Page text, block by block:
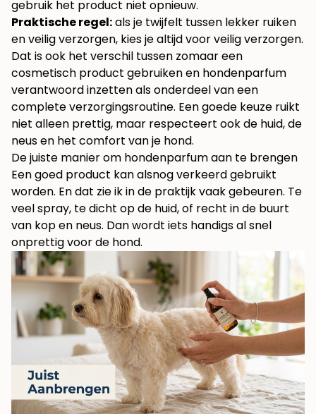
gebruik het product niet opnieuw.
Praktische regel:als je twijfelt tussen lekker ruiken
en veilig verzorgen, kies je altijd voor veilig verzorgen.
Dat is ook het verschil tussen zomaar een
cosmetisch product gebruiken en hondenparfum
verantwoord inzetten als onderdeel van een
complete verzorgingsroutine. Een goede keuze ruikt
niet alleen prettig, maar respecteert ook de huid, de
neus en het comfort van je hond.
De juiste manier om hondenparfum aan te brengen
Een goed product kan alsnog verkeerd gebruikt
worden. En dat zie ik in de praktijk vaak gebeuren. Te
veel spray, te dicht op de huid, of recht in de buurt
van kop en neus. Dan wordt iets handigs al snel
onprettig voor de hond.